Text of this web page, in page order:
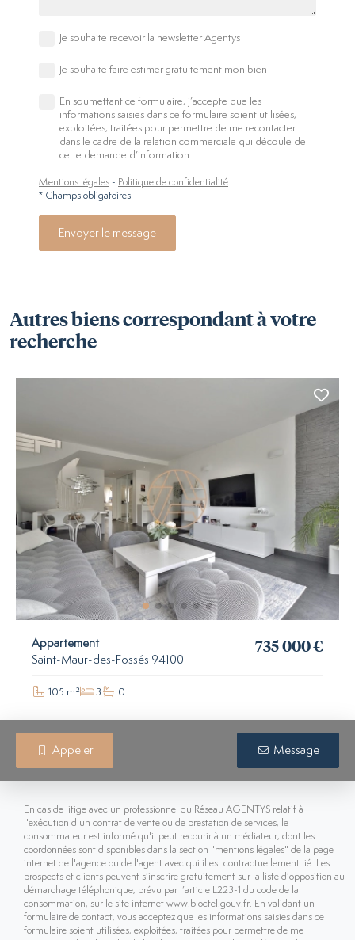
Je souhaite recevoir la newsletter Agentys
Je souhaite faire estimer gratuitement mon bien
En soumettant ce formulaire, j’accepte que les
informations saisies dans ce formulaire soient utilisées,
exploitées, traitées pour permettre de me recontacter
dans le cadre de la relation commerciale qui découle de
cette demande d’information.
Mentions légales - Politique de confidentialité
* Champs obligatoires
Envoyer le message
Autres biens correspondant à votre
recherche
Appartement
Saint-Maur-des-Fossés 94100
735 000 €
105 m² 3 0
Appeler Message
En cas de litige avec un professionnel du Réseau AGENTYS relatif à
l'exécution d'un contrat de vente ou de prestation de services, le
consommateur est informé qu'il peut recourir à un médiateur, dont les
coordonnées sont disponibles dans la section "mentions légales" de la page
internet de l'agence ou de l'agent avec qui il est contractuellement lié. Les
prospects et clients peuvent s’inscrire gratuitement sur la liste d’opposition au
démarchage téléphonique, prévu par l’article L223-1 du code de la
consommation, sur le site internet www.bloctel.gouv.fr. En validant un
formulaire de contact, vous acceptez que les informations saisies dans ce
formulaire soient utilisées, exploitées, traitées pour permettre de me